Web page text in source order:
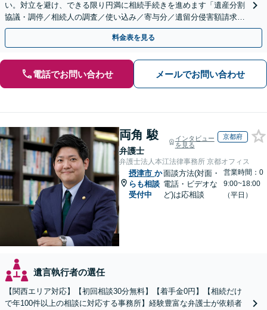
い。対立を避け、できる限り円満に相続手続きを進めます「遺産分割
協議・調停／相続人の調査／使い込み／寄与分／遺留分侵害額請求／
相続放棄（借金の相続）／遺言書作成【休日・夜間相談可】
料金表を見る
電話でお問い合わせ メールでお問い合わせ
両角 駿
弁護士
インタビュー
を見る
京都府
弁護士法人本江法律事務所 京都オフィス
摂津市 か
らも相談
受付中
面談方法(対面・
電話・ビデオな
ど)は応相談
営業時間：0
9:00~18:00
（平日）
遺言執行者の選任
【関西エリア対応】【初回相談30分無料】【着手金0円】【相続だけ
で年100件以上の相談に対応する事務所】経験豊富な弁護士が依頼者